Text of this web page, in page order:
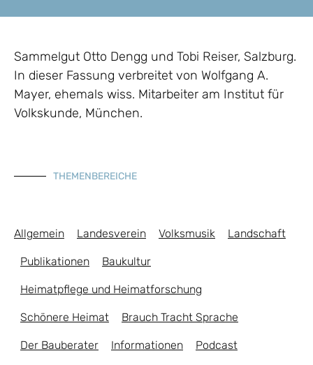
Sammelgut Otto Dengg und Tobi Reiser, Salzburg.
In dieser Fassung verbreitet von Wolfgang A.
Mayer, ehemals wiss. Mitarbeiter am Institut für
Volkskunde, München.
THEMENBEREICHE
Allgemein Landesverein Volksmusik Landschaft
Publikationen Baukultur
Heimatpflege und Heimatforschung
Schönere Heimat Brauch Tracht Sprache
Der Bauberater Informationen Podcast